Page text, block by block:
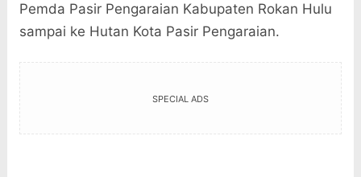
Pemda Pasir Pengaraian Kabupaten Rokan Hulu
sampai ke Hutan Kota Pasir Pengaraian.
SPECIAL ADS